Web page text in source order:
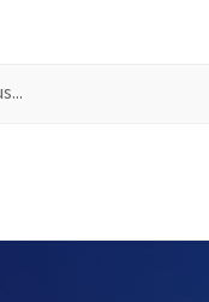
à la lettre